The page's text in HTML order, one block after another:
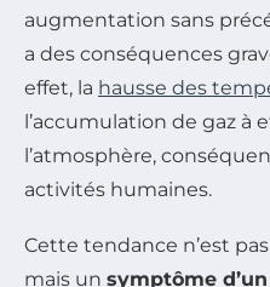
augmentation sans
a des conséquences
effet, la hausse des
l’accumulation de gaz à
l’atmosphère,
activités humaines.
Cette tendance n’est
mais un symptôme